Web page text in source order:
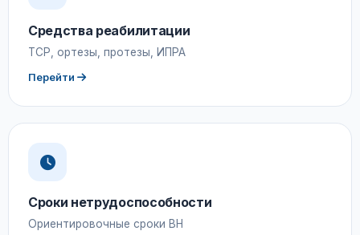
Средства реабилитации
ТСР, ортезы, протезы, ИПРА
Перейти
Сроки нетрудоспособности
Ориентировочные сроки ВН